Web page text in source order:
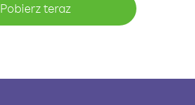
Pobierz teraz